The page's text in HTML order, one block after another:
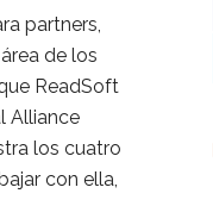
partners,
de los
ReadSoft
Alliance
los cuatro
con ella,